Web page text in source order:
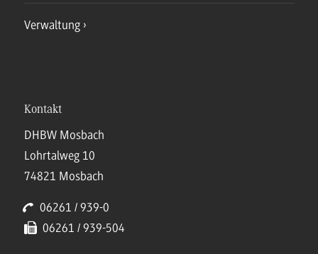
Verwaltung
Kontakt
DHBW Mosbach
Lohrtalweg 10
74821 Mosbach
06261 / 939-0
06261 / 939-504